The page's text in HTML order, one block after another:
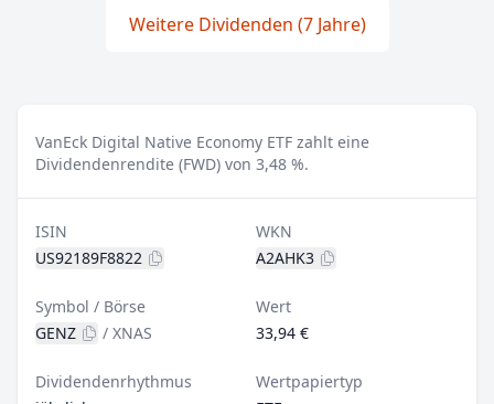
Weitere Dividenden (7 Jahre)
VanEck Digital Native Economy ETF zahlt eine
Dividendenrendite (FWD) von 3,48 %.
ISIN
US92189F8822
WKN
A2AHK3
Symbol / Börse
GENZ
/ XNAS
Wert
33,94 €
Dividendenrhythmus
Wertpapiertyp